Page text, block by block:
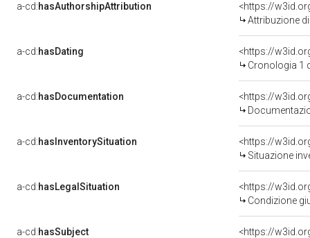
a-cd:hasAuthorshipAttribution
Attribuzione
a-cd:hasDating
<https://
Cronologia 1
a-cd:hasDocumentation
a-cd:hasInventorySituation
<https://
Situazione
a-cd:hasLegalSituation
<https://
Condizione
a-cd:hasSubject
<https://